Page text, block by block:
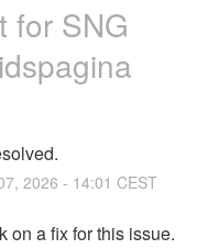
for SNG
, 2026 - 14:01 CEST
on a fix for this issue.